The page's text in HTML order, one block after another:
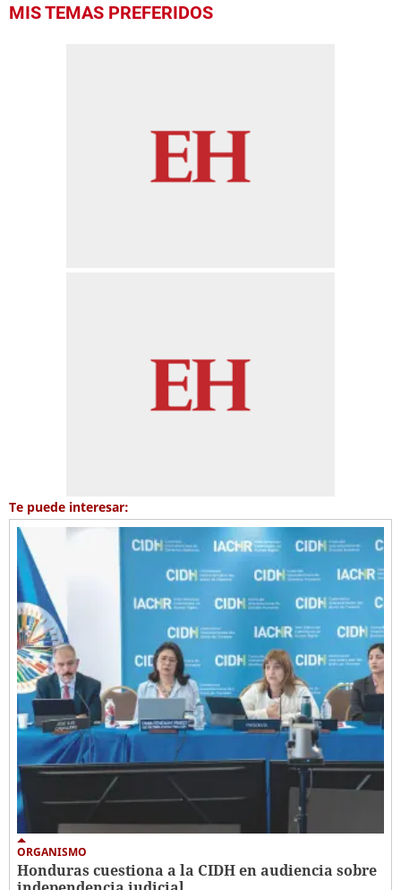
MIS TEMAS PREFERIDOS
Te puede interesar:
ORGANISMO
Honduras cuestiona a la CIDH en audiencia sobre